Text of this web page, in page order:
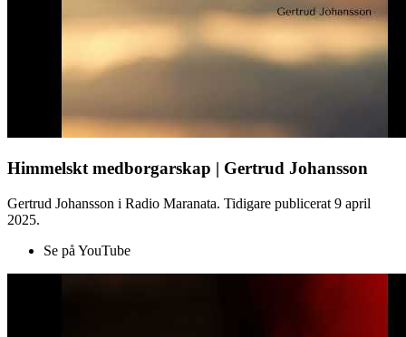
Himmelskt medborgarskap | Gertrud Johansson
Gertrud Johansson i Radio Maranata. Tidigare publicerat 9 april
2025.
Se på YouTube